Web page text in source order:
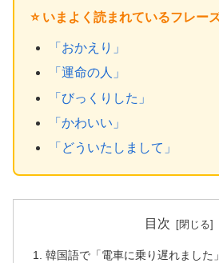
⭐ いまよく読まれているフレー
「おかえり」
「運命の人」
「びっくりした」
「かわいい」
「どういたしまして」
目次
韓国語で「電車に乗り遅れました」